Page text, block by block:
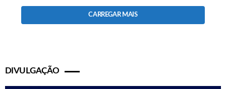
CARREGAR MAIS
DIVULGAÇÃO